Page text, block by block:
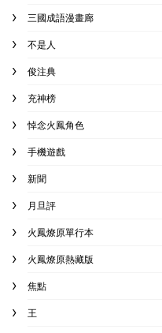
三國成語漫畫廊
不是人
俊注典
充神榜
悼念火鳳角色
手機遊戲
新聞
月旦評
火鳳燎原單行本
火鳳燎原熱藏版
焦點
王